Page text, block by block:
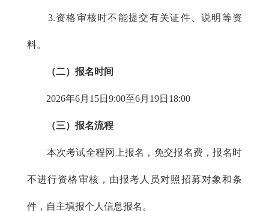
3.资格审核时不能提交有关证件、说明等资
料。
（二）报名时间
2026年6月15日9:00至6月19日18:00
（三）报名流程
本次考试全程网上报名，免交报名费，报名时
不进行资格审核，由报考人员对照招募对象和条
件，自主填报个人信息报名。